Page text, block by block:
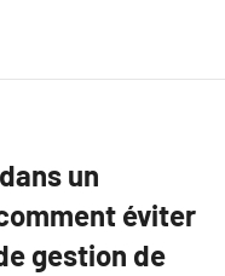
un
éviter
gestion de